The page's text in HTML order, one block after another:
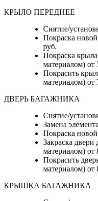
КРЫЛО ПЕРЕДНЕЕ
Снятие/
Покраска
руб.
Покраска
материалом) от
Покрасить
материалом) от
ДВЕРЬ БАГАЖНИКА
Снятие/
Замена
Покраска
Закраска
материалом) от
Покрасить
материалом) от
КРЫШКА БАГАЖНИКА